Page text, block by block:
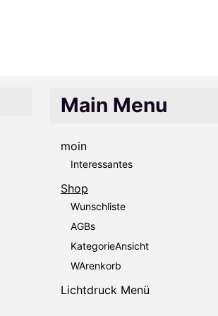
Main Menu
moin
Interessantes
Shop
Wunschliste
AGBs
KategorieAnsicht
WArenkorb
Lichtdruck Menü